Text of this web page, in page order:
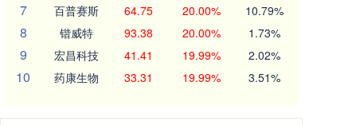
7 百普赛斯 64.75 20.00% 10.79%
8 锴威特 93.38 20.00% 1.73%
9 宏昌科技 41.41 19.99% 2.02%
10 药康生物 33.31 19.99% 3.51%